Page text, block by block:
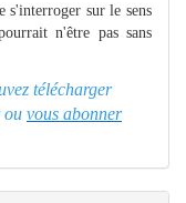
s'interroger sur le sens
n'être pas sans
télécharger
ou vous abonner